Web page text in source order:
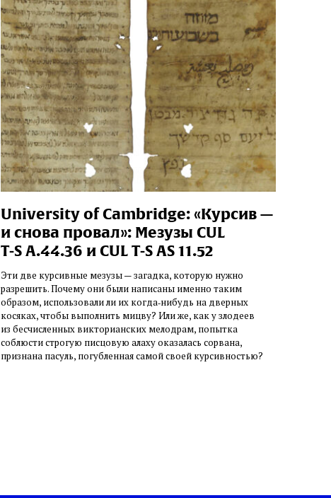
University of Cambridge: «Курсив —
и снова провал»: Мезузы CUL
T‑S A.44.36 и CUL T‑S AS 11.52
Эти две курсивные мезузы — загадка, которую нужно
разрешить. Почему они были написаны именно таким
образом, использовали ли их когда‑нибудь на дверных
косяках, чтобы выполнить мицву? Или же, как у злодеев
из бесчисленных викторианских мелодрам, попытка
соблюсти строгую писцовую алаху оказалась сорвана,
признана пасуль, погубленная самой своей курсивностью?